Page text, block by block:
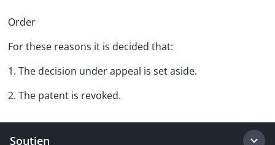
Order
For these reasons it is decided that:
1. The decision under appeal is set aside.
2. The patent is revoked.
Soutien